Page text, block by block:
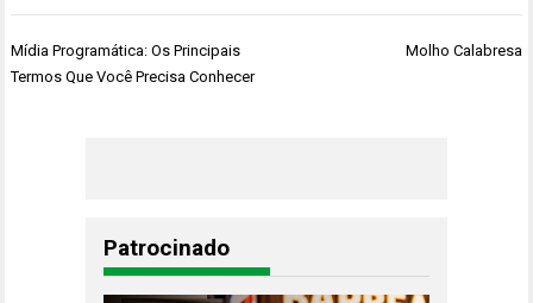
Navegação
de
Mídia Programática: Os Principais
Termos Que Você Precisa Conhecer
Molho Calabresa
Patrocinado